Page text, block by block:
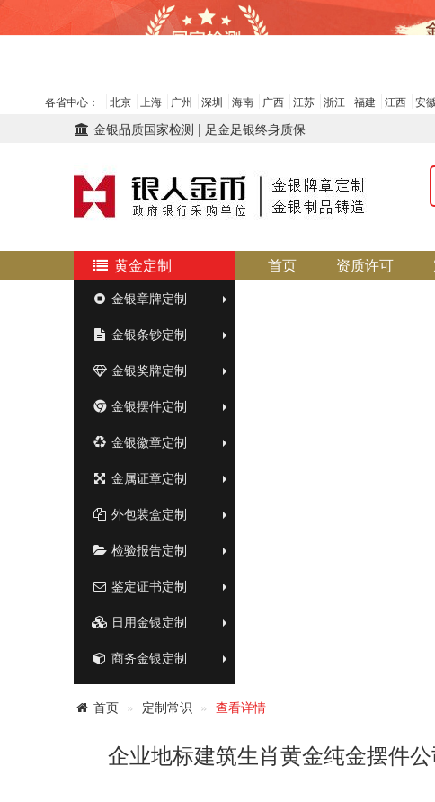
各省中心： 北京 上海 广州 深圳 海南 广西 江苏 浙江 福建 江西 安
金银品质国家检测 | 足金足银终身质保
黄金定制
金银章牌定制
金银条钞定制
金银奖牌定制
金银摆件定制
金银徽章定制
金属证章定制
外包装盒定制
检验报告定制
鉴定证书定制
日用金银定制
商务金银定制
首页 资质许可
首页 定制常识 查看详情
企业地标建筑生肖黄金纯金摆件